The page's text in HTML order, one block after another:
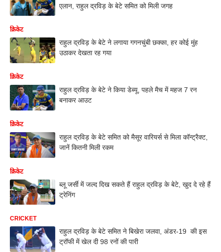
एलान, राहुल द्रविड़ के बेटे समित को मिली जगह
क्रिकेट
राहुल द्रविड़ के बेटे ने लगाया गगनचुंबी छक्का, हर कोई मुंह
उठाकर देखता रह गया
क्रिकेट
राहुल द्रविड़ के बेटे ने किया डेब्यू, पहले मैच में महज 7 रन
बनाकर आउट
क्रिकेट
राहुल द्रविड़ के बेटे समित को मैसूर वारियर्स से मिला कॉन्ट्रैक्ट,
जानें कितनी मिली रकम
क्रिकेट
ब्लू जर्सी में जल्द दिख सकते हैं राहुल द्रविड़ के बेटे, खुद दे रहे हैं
ट्रेनिंग
CRICKET
राहुल द्रविड़ के बेटे समित ने बिखेरा जलवा, अंडर-19 की इस
ट्रॉफी में खेल दी 98 रनों की पारी